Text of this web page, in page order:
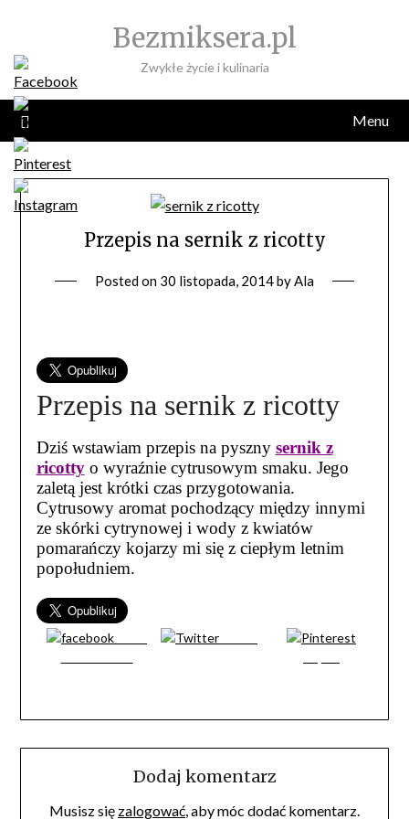
content
Bezmiksera.pl
Zwykłe życie i kulinaria
Menu
Przepis na sernik z ricotty
Posted on 30 listopada, 2014byAla
Przepis na sernik z ricotty
Dziś wstawiam przepis na pyszny sernik z
ricottyo wyraźnie cytrusowym smaku. Jego
zaletą jest krótki czas przygotowania.
Cytrusowy aromat pochodzący między innymi
ze skórki cytrynowej i wody z kwiatów
pomarańczy kojarzy mi się z ciepłym letnim
popołudniem.
Dodaj komentarz
Musisz się zalogować, aby móc dodać komentarz.